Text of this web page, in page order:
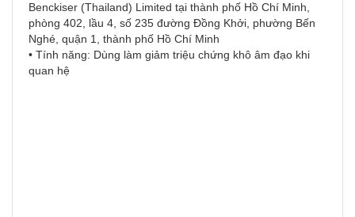
Benckiser (Thailand) Limited tại thành phố Hồ Chí Minh,
phòng 402, lầu 4, số 235 đường Đồng Khởi, phường Bến
Nghé, quận 1, thành phố Hồ Chí Minh
• Tính năng: Dùng làm giảm triệu chứng khô âm đạo khi
quan hệ​